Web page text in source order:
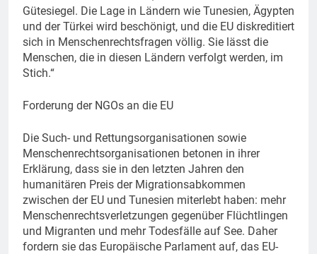
Gütesiegel. Die Lage in Ländern wie Tunesien, Ägypten
und der Türkei wird beschönigt, und die EU diskreditiert
sich in Menschenrechtsfragen völlig. Sie lässt die
Menschen, die in diesen Ländern verfolgt werden, im
Stich.“
Forderung der NGOs an die EU
Die Such- und Rettungsorganisationen sowie
Menschenrechtsorganisationen betonen in ihrer
Erklärung, dass sie in den letzten Jahren den
humanitären Preis der Migrationsabkommen
zwischen der EU und Tunesien miterlebt haben: mehr
Menschenrechtsverletzungen gegenüber Flüchtlingen
und Migranten und mehr Todesfälle auf See. Daher
fordern sie das Europäische Parlament auf, das EU-